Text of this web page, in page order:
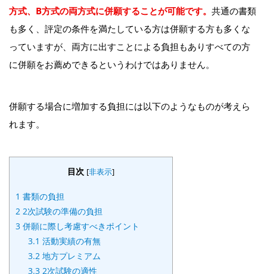
方式、B方式の両方式に併願することが可能です。 共通の書類
も多く、評定の条件を満たしている方は併願する方も多くな
っていますが、両方に出すことによる負担もありすべての方
に併願をお薦めできるというわけではありません。
併願する場合に増加する負担には以下のようなものが考えら
れます。
目次 [非表示]
1 書類の負担
2 2次試験の準備の負担
3 併願に際し考慮すべきポイント
3.1 活動実績の有無
3.2 地方プレミアム
3.3 2次試験の適性